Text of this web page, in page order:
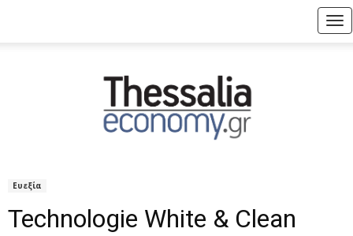
Ευεξία
Technologie White & Clean